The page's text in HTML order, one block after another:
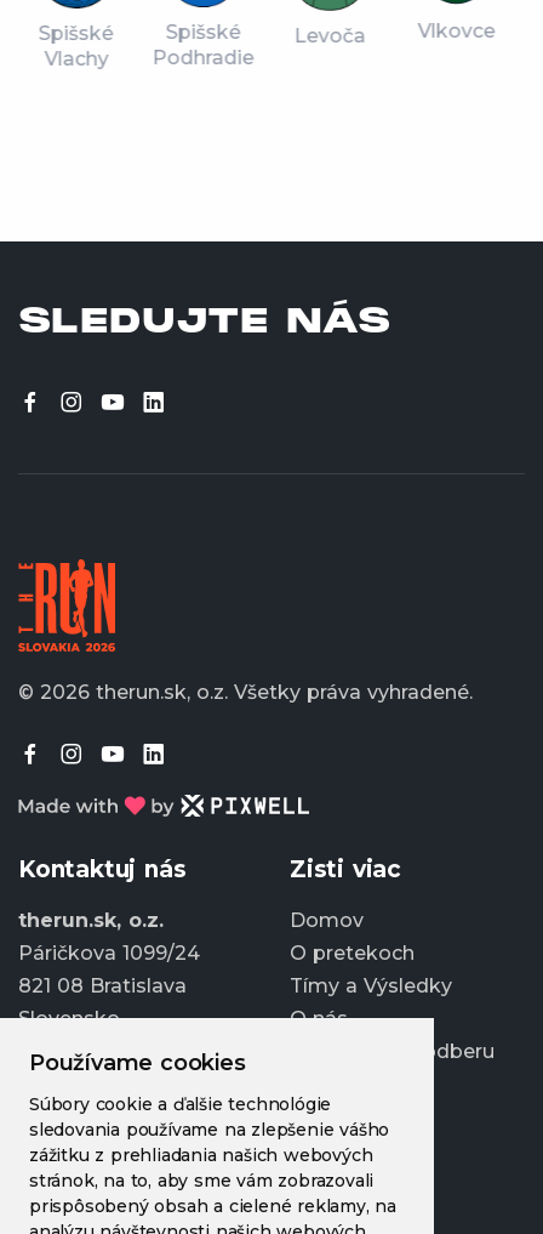
Používame cookies
Súbory cookie a ďalšie technológie
sledovania používame na zlepšenie vášho
zážitku z prehliadania našich webových
stránok, na to, aby sme vám zobrazovali
prispôsobený obsah a cielené reklamy, na
Spišské
Vlachy
Spišské
Podhradie
Levoča Vlkovce
SLEDUJTE NÁS
© 2026 therun.sk, o.z. Všetky práva vyhradené.
Kontaktuj nás
therun.sk, o.z.
Páričkova 1099/24
821 08 Bratislava
Slovensko
info@therun.sk
+421 907 807 363
Upraviť cookies
Zisti viac
Domov
O pretekoch
Tímy a Výsledky
O nás
Prihlásiť sa k odberu